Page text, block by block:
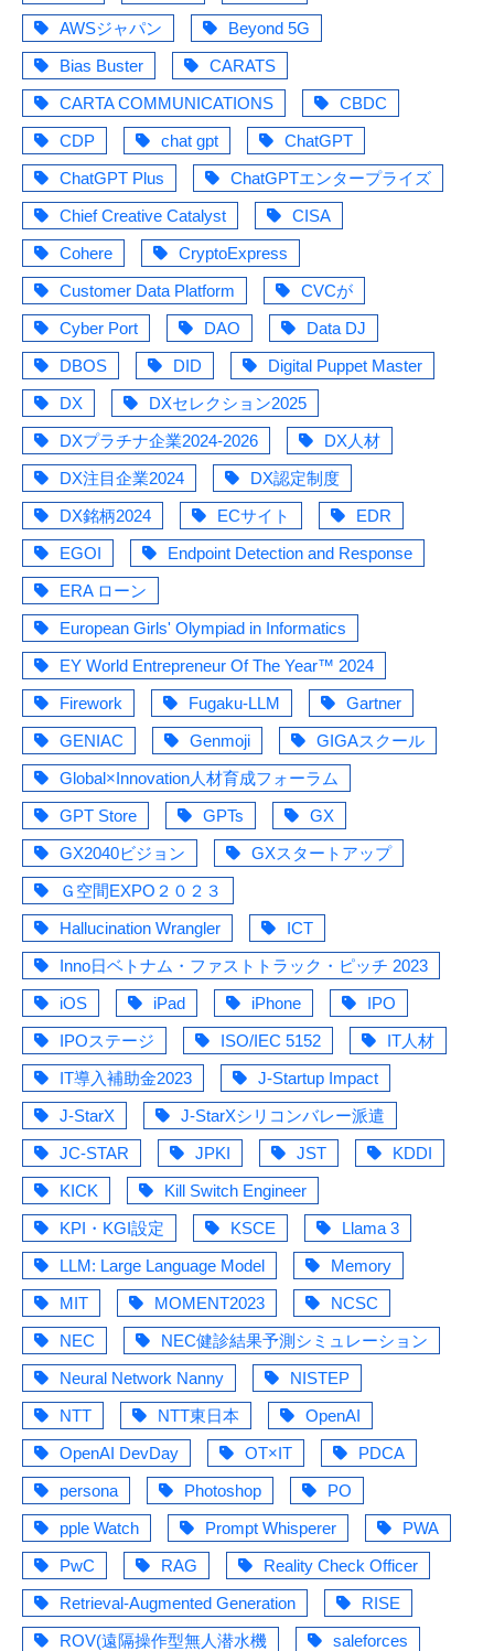
AWSジャパン
Beyond 5G
Bias Buster
CARATS
CARTA COMMUNICATIONS
CBDC
CDP
chat gpt
ChatGPT
ChatGPT Plus
ChatGPTエンタープライズ
Chief Creative Catalyst
CISA
Cohere
CryptoExpress
Customer Data Platform
CVCが
Cyber Port
DAO
Data DJ
DBOS
DID
Digital Puppet Master
DX
DXセレクション2025
DXプラチナ企業2024-2026
DX人材
DX注目企業2024
DX認定制度
DX銘柄2024
ECサイト
EDR
EGOI
Endpoint Detection and Response
ERA ローン
European Girls' Olympiad in Informatics
EY World Entrepreneur Of The Year™ 2024
Firework
Fugaku-LLM
Gartner
GENIAC
Genmoji
GIGAスクール
Global×Innovation人材育成フォーラム
GPT Store
GPTs
GX
GX2040ビジョン
GXスタートアップ
Ｇ空間EXPO２０２３
Hallucination Wrangler
ICT
Inno日ベトナム・ファストトラック・ピッチ 2023
iOS
iPad iPhone
IPO
IPOステージ
ISO/IEC 5152
IT人材
IT導入補助金2023
J-Startup Impact
J-StarX
J-StarXシリコンバレー派遣
JC-STAR
JPKI JST
KDDI
KICK
Kill Switch Engineer
KPI・KGI設定
KSCE
Llama 3
LLM: Large Language Model
Memory
MIT
MOMENT2023
NCSC
NEC
NEC健診結果予測シミュレーション
Neural Network Nanny
NISTEP
NTT
NTT東日本
OpenAI
OpenAI DevDay
OT×IT
PDCA
persona
Photoshop
PO
pple Watch
Prompt Whisperer
PWA
PwC
RAG
Reality Check Officer
Retrieval-Augmented Generation
RISE
ROV(遠隔操作型無人潜水機
saleforces